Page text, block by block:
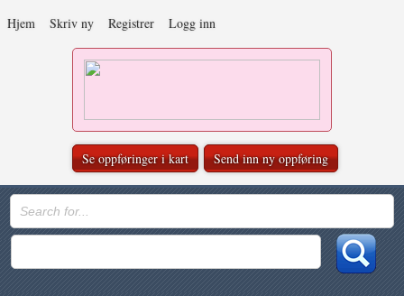
Hjem Skriv ny Registrer Logg inn
Se oppføringer i kart Send inn ny oppføring